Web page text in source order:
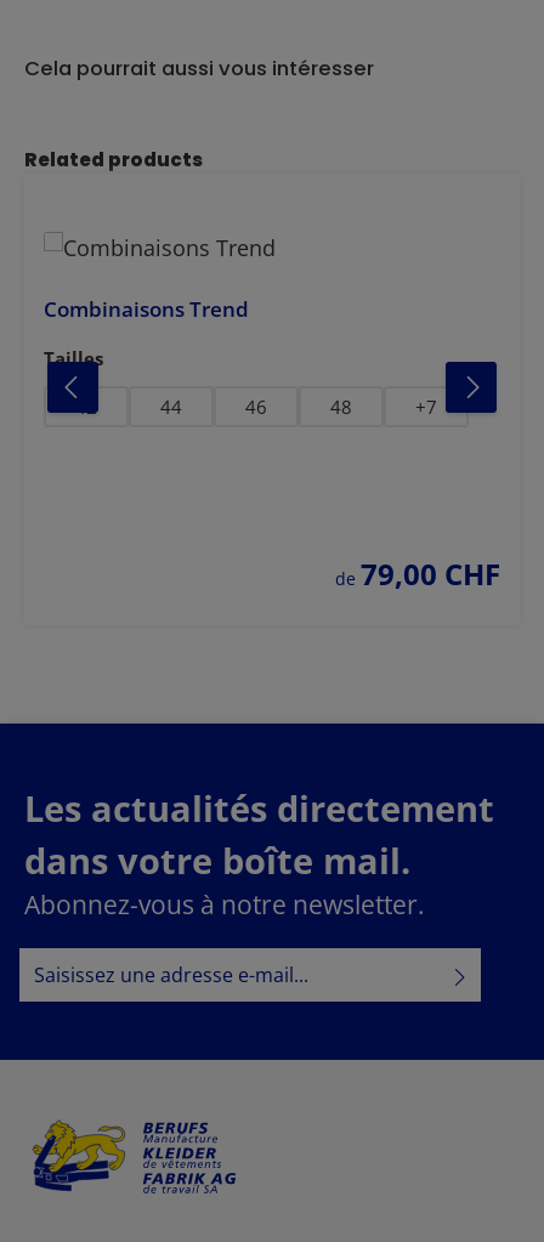
Cela pourrait aussi vous intéresser
Ignorer la galerie de produits
Related products
Combinaisons Trend
Sélectionnez
Tailles
42 44 46 48 +7
prix régulier :
de 79,00 CHF
Les actualités directement
dans votre boîte mail.
Abonnez-vous à notre newsletter.
Adresse e-mail*
En sélectionnant Continuer, vous confirmez que vous